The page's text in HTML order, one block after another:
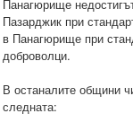
Панагюрище
Пазарджик при
в Панагюрище при
доброволци.
В останалите общини
следната: